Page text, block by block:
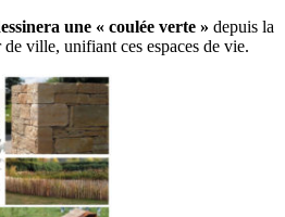
une « coulée verte » depuis la
ville, unifiant ces espaces de vie.